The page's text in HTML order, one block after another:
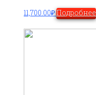
11,700.00₽ Подробнее